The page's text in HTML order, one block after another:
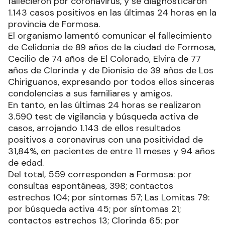
1.143 casos positivos en las últimas 24 horas en la
provincia de Formosa.
El organismo lamentó comunicar el fallecimiento
de Celidonia de 89 años de la ciudad de Formosa,
Cecilio de 74 años de El Colorado, Elvira de 77
años de Clorinda y de Dionisio de 39 años de Los
Chiriguanos, expresando por todos ellos sinceras
condolencias a sus familiares y amigos.
En tanto, en las últimas 24 horas se realizaron
3.590 test de vigilancia y búsqueda activa de
casos, arrojando 1.143 de ellos resultados
positivos a coronavirus con una positividad de
31,84%, en pacientes de entre 11 meses y 94 años
de edad.
Del total, 559 corresponden a Formosa: por
consultas espontáneas, 398; contactos
estrechos 104; por síntomas 57; Las Lomitas 79:
por búsqueda activa 45; por síntomas 21;
contactos estrechos 13; Clorinda 65: por